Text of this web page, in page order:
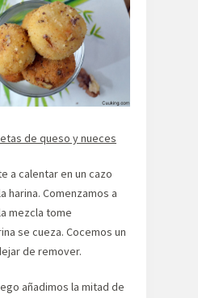
de queso y nueces
a calentar en un cazo
harina. Comenzamos a
mezcla tome
se cueza. Cocemos un
de remover.
añadimos la mitad de